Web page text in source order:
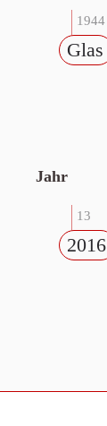
1944
Glas
Jahr
13
2016